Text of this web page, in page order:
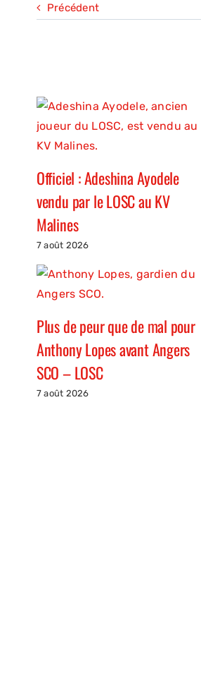
Précédent
Officiel : Adeshina Ayodele
vendu par le LOSC au KV
Malines
7 août 2026
Plus de peur que de mal pour
Anthony Lopes avant Angers
SCO – LOSC
7 août 2026